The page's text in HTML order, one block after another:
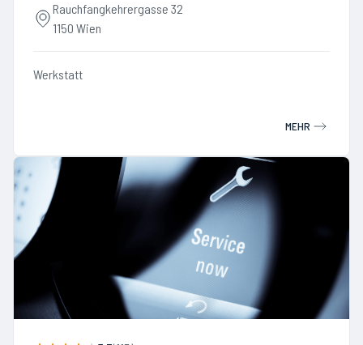
Rauchfangkehrergasse 32
1150 Wien
Werkstatt
MEHR